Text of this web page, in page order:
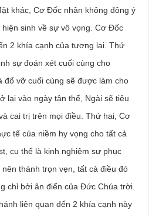
khác, Cơ Đốc nhân không đông ý
sinh về sự vô vọng. Cơ Đốc
2 khía cạnh của tương lai. Thứ
sự đoán xét cuối cùng cho
đổ vỡ cuối cùng sẽ được làm cho
lại vào ngày tận thế, Ngài sẽ tiêu
cai trị trên mọi điều. Thứ hai, Cơ
tế của niềm hy vọng cho tất cả
cụ thể là kinh nghiệm sự phục
thánh trọn vẹn, tất cả điều đó
chỉ bởi ân điển của Đức Chúa trời.
liên quan đến 2 khía cạnh này